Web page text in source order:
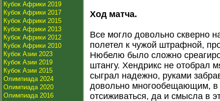
Кубок Африки 2019
Кубок Африки 2017
Кубок Африки 2015
Кубок Африки 2013
Кубок Африки 2012
Кубок Африки 2010
Кубок Азии 2023
Кубок Азии 2019
Кубок Азии 2015
Олимпиада 2024
Олимпиада 2020
Олимпиада 2016
Ход матча.
Все могло довольно скверно
полетел к чужой штрафной,
Нюбелю было сложно
штангу. Хендрикс не отобрал
сыграл надежно, руками
довольно многообещающим, в
отсиживаться, да и смысла в